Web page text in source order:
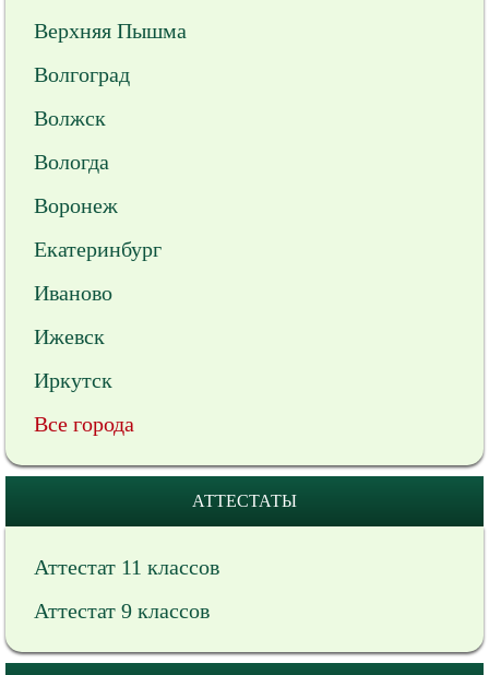
Верхняя Пышма
Волгоград
Волжск
Вологда
Воронеж
Екатеринбург
Иваново
Ижевск
Иркутск
Все города
АТТЕСТАТЫ
Аттестат 11 классов
Аттестат 9 классов